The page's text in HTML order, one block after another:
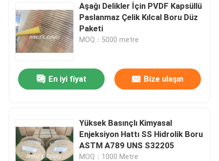
Aşağı Delikler İçin PVDF Kapsüllü
Paslanmaz Çelik Kılcal Boru Düz
Paketi
MOQ：5000 metre
En iyi fiyat Bize ulaşın
Yüksek Basınçlı Kimyasal
Enjeksiyon Hattı SS Hidrolik Boru
ASTM A789 UNS S32205
MOQ：1000 Metre